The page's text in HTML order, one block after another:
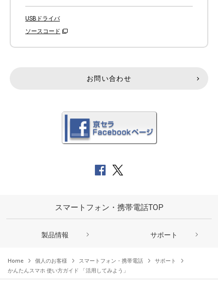
USBドライバ
ソースコード
お問い合わせ
スマートフォン・携帯電話TOP
製品情報 サポート
Home 個人のお客様 スマートフォン・携帯電話
サポート
かんたんスマホ 使い方ガイド 「活用してみよう」